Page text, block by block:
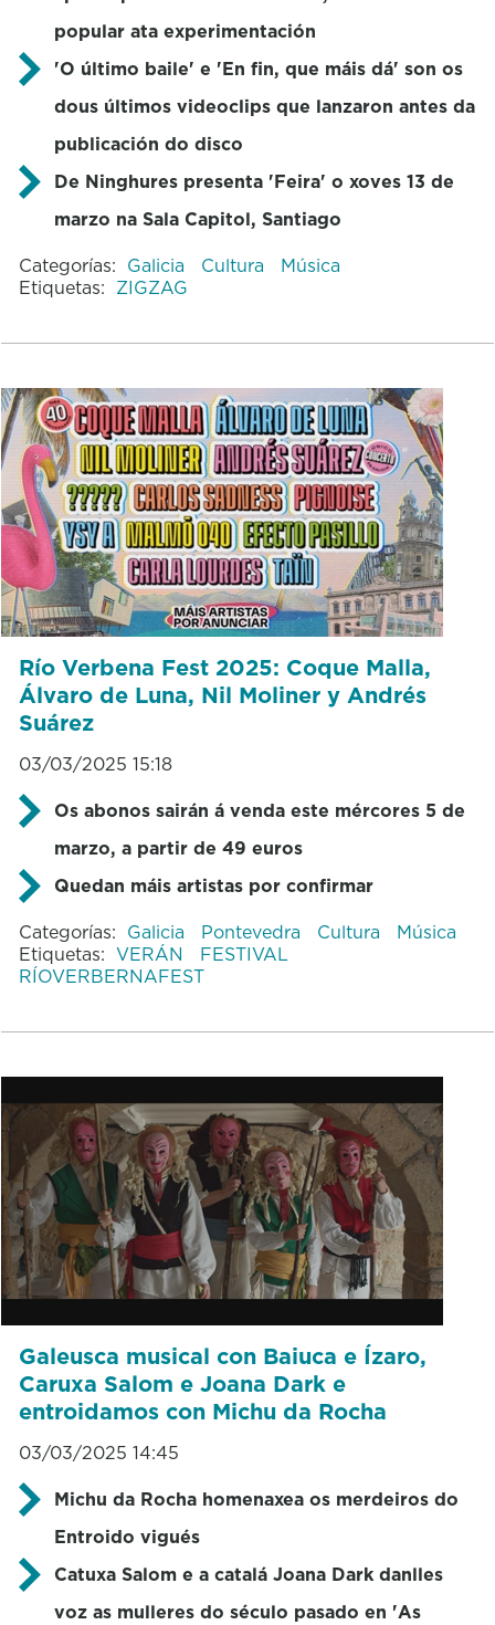
popular ata experimentación
'O último baile' e 'En fin, que máis dá' son os
dous últimos videoclips que lanzaron antes da
publicación do disco
De Ninghures presenta 'Feira' o xoves 13 de
marzo na Sala Capitol, Santiago
Categorías: Galicia Cultura
Música
Etiquetas: ZIGZAG
Río Verbena Fest 2025: Coque Malla,
Álvaro de Luna, Nil Moliner y Andrés
Suárez
03/03/2025 15:18
Os abonos sairán á venda este mércores 5 de
marzo, a partir de 49 euros
Quedan máis artistas por confirmar
Categorías: Galicia Pontevedra Cultura
Música
Etiquetas: VERÁN
FESTIVAL
RÍOVERBERNAFEST
Galeusca musical con Baiuca e Ízaro,
Caruxa Salom e Joana Dark e
entroidamos con Michu da Rocha
03/03/2025 14:45
Michu da Rocha homenaxea os merdeiros do
Entroido vigués
Catuxa Salom e a catalá Joana Dark danlles
voz as mulleres do século pasado en 'As